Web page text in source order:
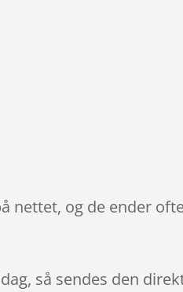
nettet, og de ender
så sendes den